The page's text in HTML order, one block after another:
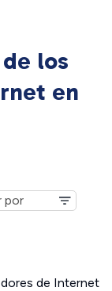
los
en
de Internet